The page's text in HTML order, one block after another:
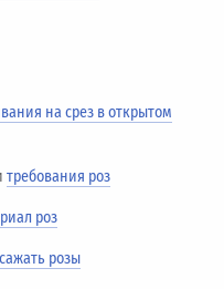
на срез в открытом
требования роз
роз
розы